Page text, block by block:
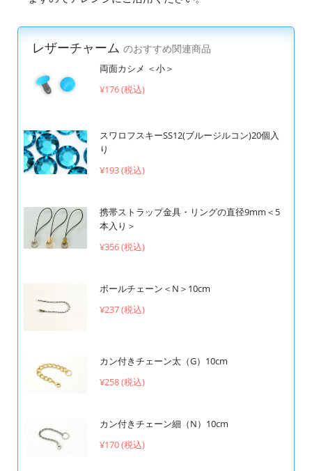
レザーチャーム のおすすめ関連商品
両面カシメ ＜小＞
¥176 (税込)
スワロフスキーSS12(ブルージルコン)20個入
り
¥193 (税込)
携帯ストラップ金具・リングの直径9mm＜5
本入り＞
¥356 (税込)
ボールチェーン＜N＞10cm
¥237 (税込)
カン付きチェーン太（G）10cm
¥258 (税込)
カン付きチェーン細（N）10cm
¥170 (税込)